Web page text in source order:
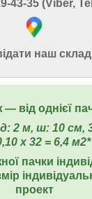
43-35 (Viber,
наш склад
від однієї
2 м, ш: 10 см,
х 32 = 6,4 м2*
пачки
проект